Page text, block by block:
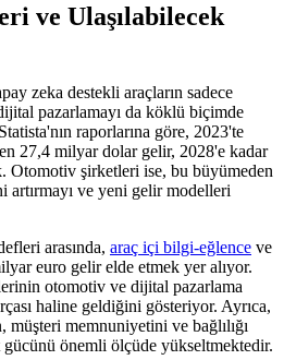
ve Ulaşılabilecek
zeka destekli araçların sadece
pazarlamayı da köklü biçimde
raporlarına göre, 2023'te
27,4 milyar dolar gelir, 2028'e kadar
Otomotiv şirketleri ise, bu büyümeden
artırmayı ve yeni gelir modelleri
arasında, araç içi bilgi-eğlence ve
euro gelir elde etmek yer alıyor.
otomotiv ve dijital pazarlama
haline geldiğini gösteriyor. Ayrıca,
müşteri memnuniyetini ve bağlılığı
gücünü önemli ölçüde yükseltmektedir.